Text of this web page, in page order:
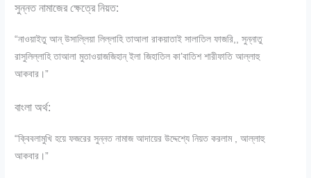
সুন্নত নামাজের ক্ষেত্রে নিয়ত:
“নাওয়াইতু আন্ উসাল্লিয়া লিল্লাহি তাআলা রাকয়াতাই সালাতিল ফাজরি,, সুন্নাতু
রাসুলিল্লাহি তাআলা মুতাওয়াজজিহান্ ইলা জিহাতিল কা’বাতিশ শারীফাতি আল্লাহু
আকবার।”
বাংলা অর্থ:
“ক্বিবলামুখি হয়ে ফজরের সুন্নত নামাজ আদায়ের উদ্দেশ্যে নিয়ত করলাম , আল্লাহু
আকবার।”